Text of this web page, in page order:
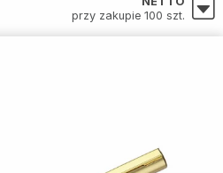
przy zakupie 100 szt.